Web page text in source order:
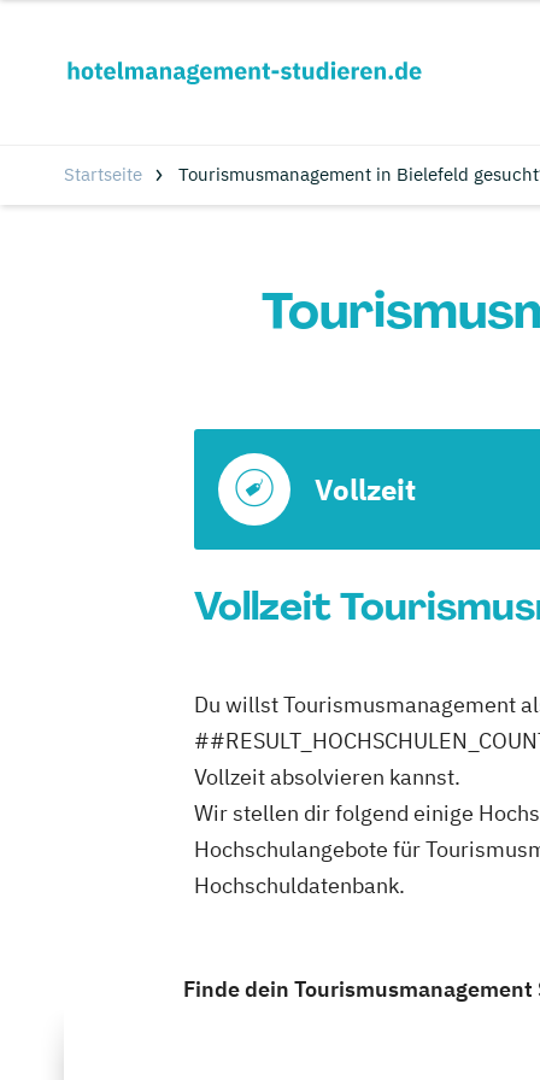
Startseite Tourismusmanagement in Bielefeld
Vollzeit
Vollzeit
Du willst Tourismusmanagement
Vollzeit absolvieren kannst.
Wir stellen dir folgend einige
Hochschulangebote für
Hochschuldatenbank.
Finde dein